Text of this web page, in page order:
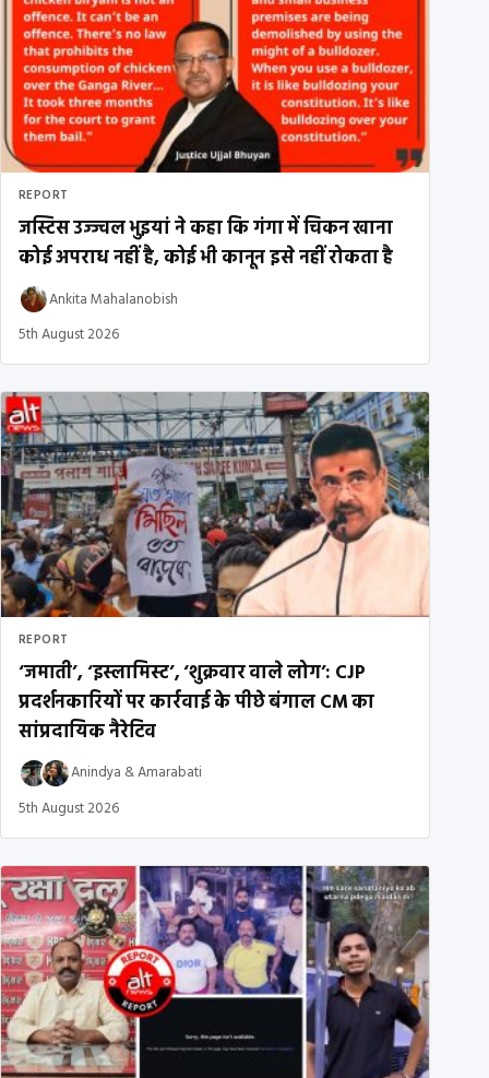
REPORT
जस्टिस उज्ज्वल भुइयां ने कहा कि गंगा में चिकन खाना
कोई अपराध नहीं है, कोई भी कानून इसे नहीं रोकता है
Ankita Mahalanobish
5th August 2026
REPORT
‘जमाती’, ‘इस्लामिस्ट’, ‘शुक्रवार वाले लोग’: CJP
प्रदर्शनकारियों पर कार्रवाई के पीछे बंगाल CM का
सांप्रदायिक नैरेटिव
Anindya &Amarabati
5th August 2026